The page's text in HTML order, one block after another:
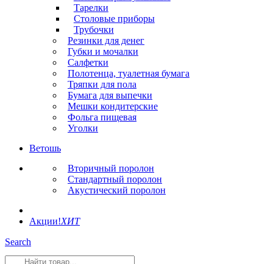
Тарелки
Столовые приборы
Трубочки
Резинки для денег
Губки и мочалки
Салфетки
Полотенца, туалетная бумага
Тряпки для пола
Бумага для выпечки
Мешки кондитерские
Фольга пищевая
Уголки
Ветошь
Вторичный поролон
Стандартный поролон
Акустический поролон
Акции!ХИТ
Search